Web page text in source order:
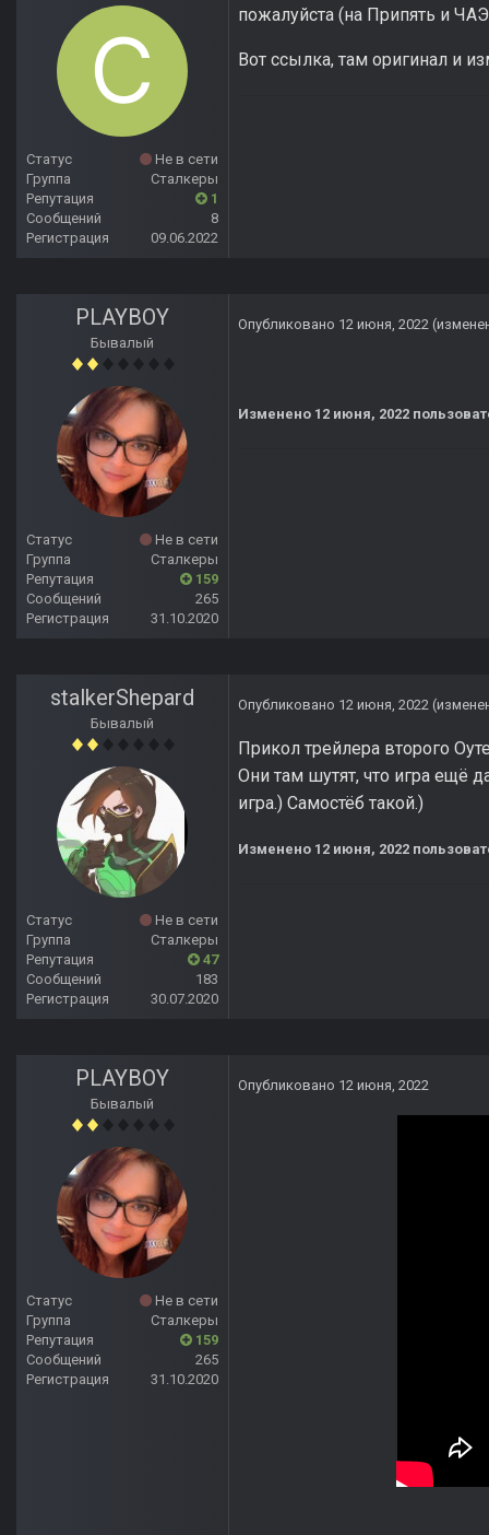
Статус
Не в сети
Группа
Сталкеры
Репутация
1
Сообщений
8
Регистрация
09.06.2022
пожалуйста (на Припять и
Вот ссылка, там оригинал и
PLAYBOY
Бывалый
Статус
Не в сети
Группа
Сталкеры
Репутация
159
Сообщений
265
Регистрация
31.10.2020
Опубликовано 12 июня, 2022
Изменено 12 июня, 2022
stalkerShepard
Бывалый
Статус
Не в сети
Группа
Сталкеры
Репутация
47
Сообщений
183
Регистрация
30.07.2020
Опубликовано 12 июня, 2022
Прикол трейлера второго
Они там шутят, что игра ещё
игра.) Самостёб такой.)
Изменено 12 июня, 2022
PLAYBOY
Бывалый
Статус
Не в сети
Группа
Сталкеры
Репутация
159
Сообщений
265
Регистрация
31.10.2020
Опубликовано 12 июня, 2022